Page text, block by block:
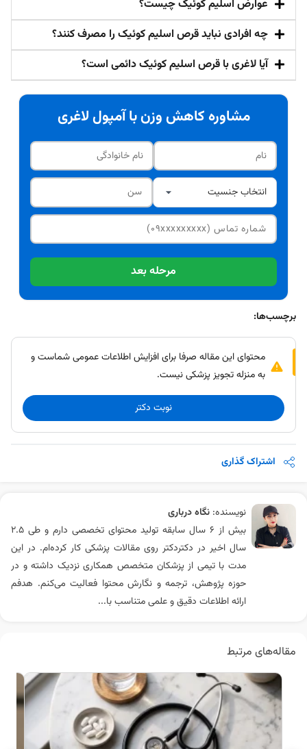
عوارض اسلیم کوئیک چیست؟
چه افرادی نباید قرص اسلیم کوئیک را مصرف کنند؟
آیا لاغری با قرص اسلیم کوئیک دائمی است؟
مشاوره کاهش وزن با آمپول لاغری
مرحله بعد
برچسب‌ها:
محتوای این مقاله صرفا برای افزایش اطلاعات عمومی شماست و
به منزله تجویز پزشکی نیست.
نوبت دکتر
اشتراک گذاری
نویسنده: نگاه درباری
بیش از ۶ سال سابقه تولید محتوای تخصصی دارم و طی ۲.۵
سال اخیر در دکتردکتر روی مقالات پزشکی کار کرده‌ام. در این
مدت با تیمی از پزشکان متخصص همکاری نزدیک داشته و در
حوزه پژوهش، ترجمه و نگارش محتوا فعالیت می‌کنم. هدفم
ارائه اطلاعات دقیق و علمی متناسب با...
مقاله‌های مرتبط